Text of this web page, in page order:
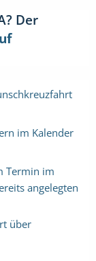
Der
im Kalender
Termin im
angelegten
über